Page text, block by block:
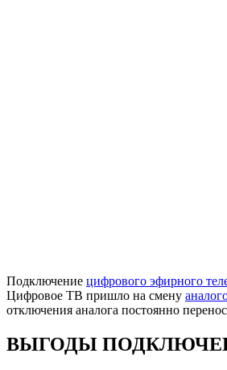
Подключение цифрового эфирного
Цифровое ТВ пришло на смену
отключения аналога постоянно
ВЫГОДЫ